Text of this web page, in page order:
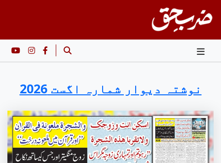
content
نوشتہ دیوار شمارہ اگست 2026